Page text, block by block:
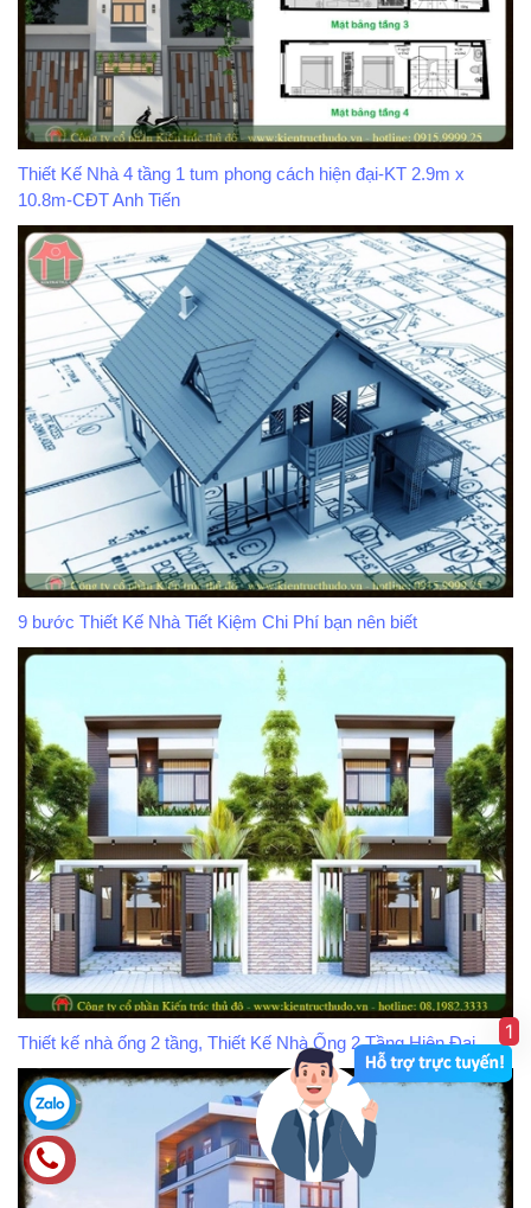
Thiết Kế Nhà 4 tầng 1 tum phong cách hiện đại-KT 2.9m x
10.8m-CĐT Anh Tiến
9 bước Thiết Kế Nhà Tiết Kiệm Chi Phí bạn nên biết
Thiết kế nhà ống 2 tầng, Thiết Kế Nhà Ống 2 Tầng Hiện Đại 1